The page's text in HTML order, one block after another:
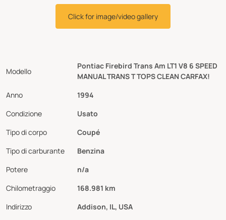
Modello
Pontiac Firebird Trans Am LT1 V8 6 SPEED
MANUAL TRANS T TOPS CLEAN CARFAX!
Anno
1994
Condizione
Usato
Tipo di corpo
Coupé
Tipo di carburante
Benzina
Potere
n/a
Chilometraggio
168.981 km
Indirizzo
Addison, IL, USA
Click for image/video gallery